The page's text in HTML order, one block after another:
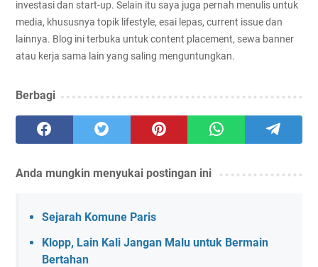
investasi dan start-up. Selain itu saya juga pernah menulis untuk
media, khususnya topik lifestyle, esai lepas, current issue dan
lainnya. Blog ini terbuka untuk content placement, sewa banner
atau kerja sama lain yang saling menguntungkan.
Berbagi
Anda mungkin menyukai postingan ini
Sejarah Komune Paris
Klopp, Lain Kali Jangan Malu untuk Bermain
Bertahan